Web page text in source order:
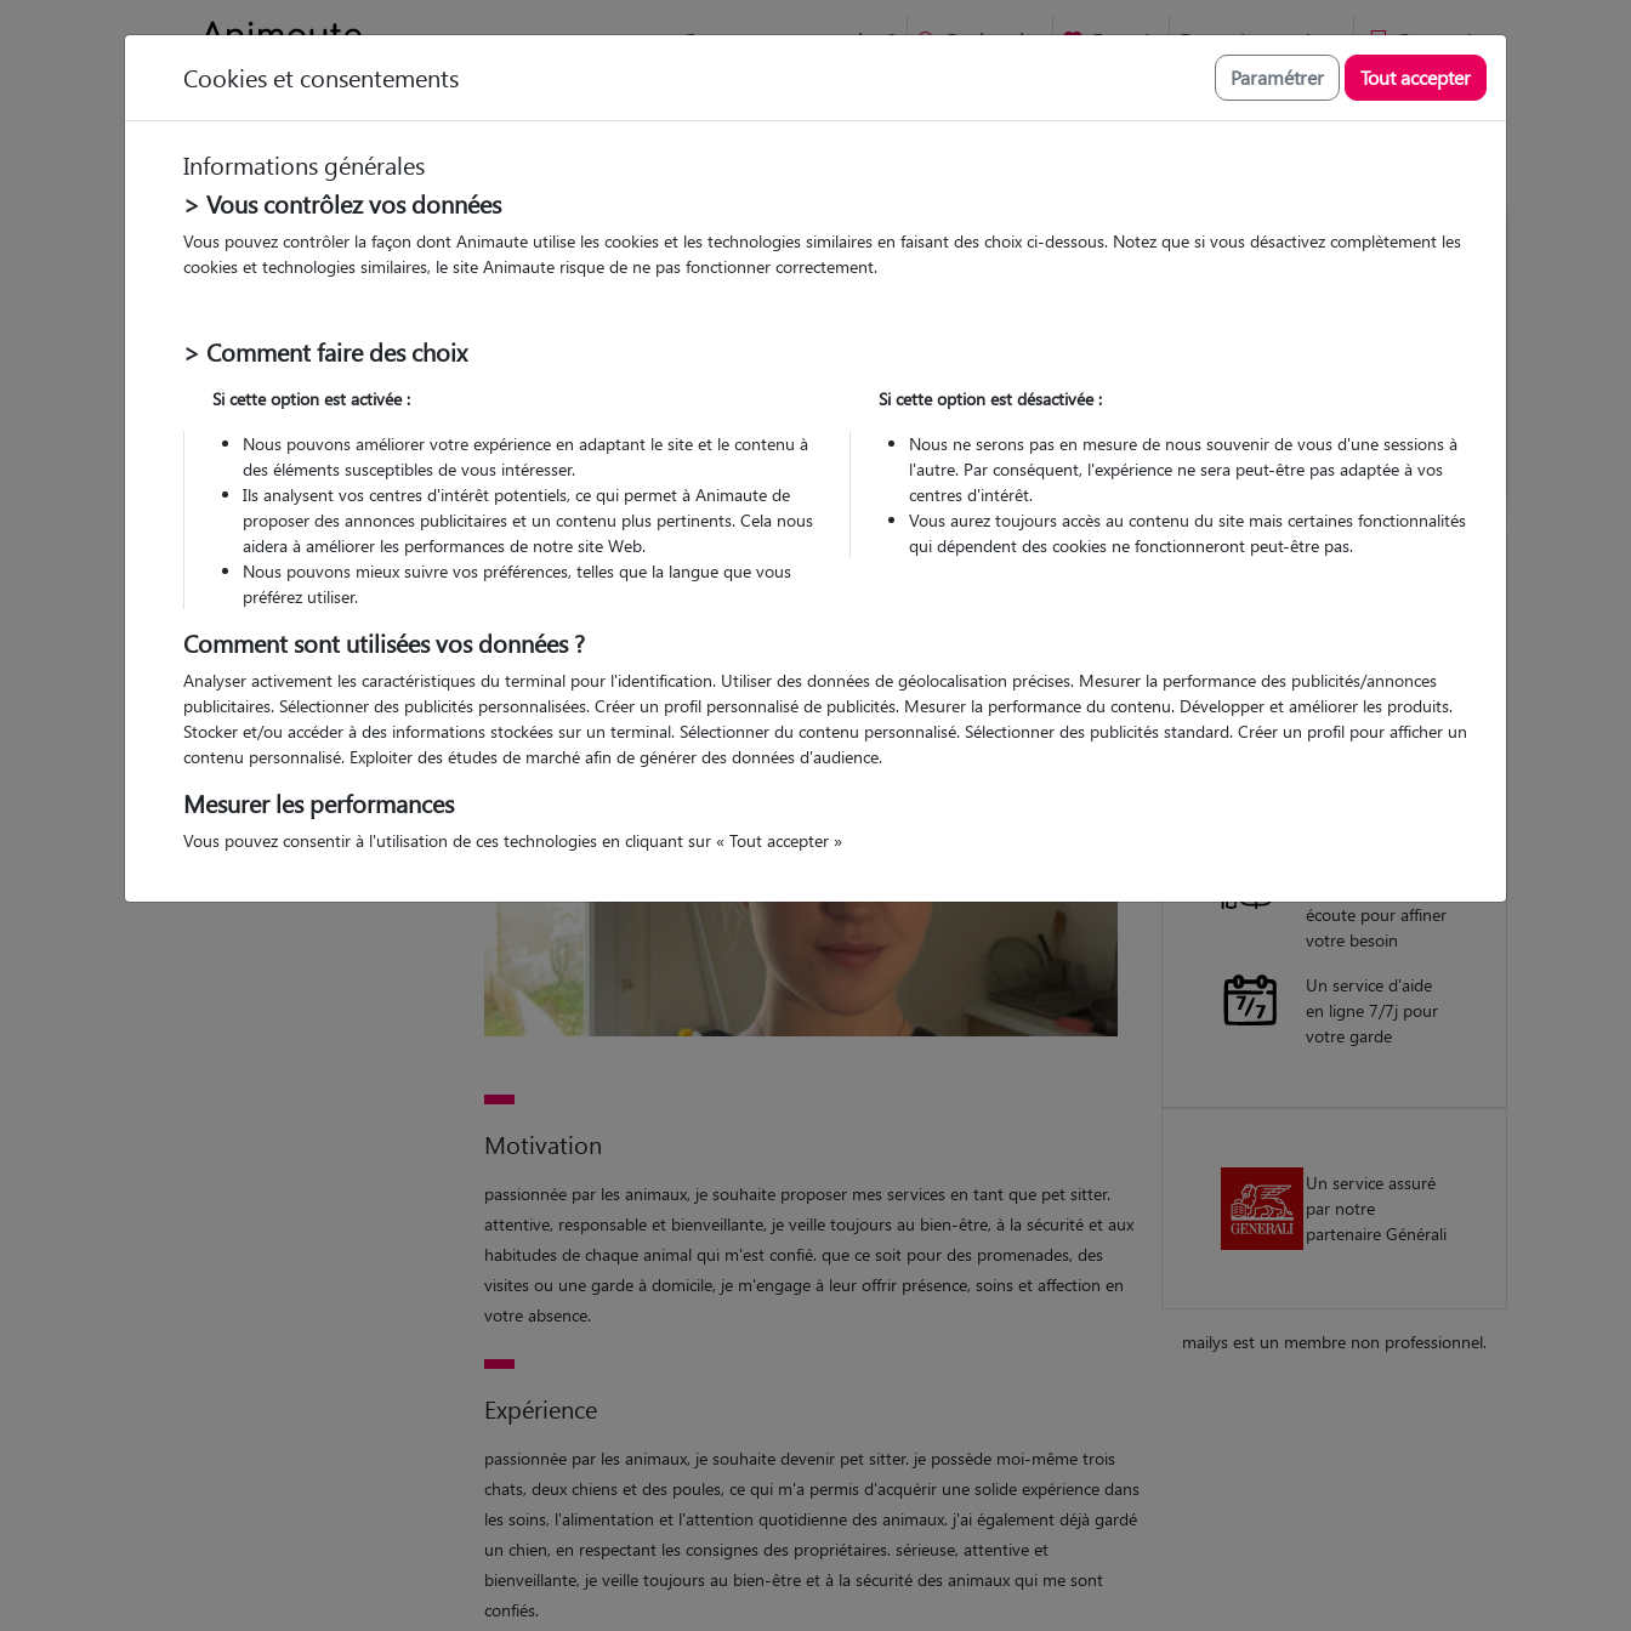
Comment ça marche ? Recherche Favoris Devenir pet sitter Connexion
Mailys
Motivation
passionnée par les animaux, je souhaite proposer mes services en tant que pet sitter.
attentive, responsable et bienveillante, je veille toujours au bien-être, à la sécurité et aux
habitudes de chaque animal qui m'est confié. que ce soit pour des promenades, des
visites ou une garde à domicile, je m'engage à leur offrir présence, soins et affection en
votre absence.
Expérience
passionnée par les animaux, je souhaite devenir pet sitter. je possède moi-même trois
chats, deux chiens et des poules, ce qui m'a permis d'acquérir une solide expérience dans
les soins, l'alimentation et l'attention quotidienne des animaux. j'ai également déjà gardé
un chien, en respectant les consignes des propriétaires. sérieuse, attentive et
bienveillante, je veille toujours au bien-être et à la sécurité des animaux qui me sont
confiés.
garanties
écoute pour affiner
votre besoin
Un service d'aide
en ligne 7/7j pour
votre garde
Un service assuré
par notre
partenaire Générali
mailys est un membre non professionnel.
Cookies et consentements Paramétrer Tout accepter
Informations générales
> Vous contrôlez vos données
Vous pouvez contrôler la façon dont Animaute utilise les cookies et les technologies similaires en faisant des choix ci-dessous. Notez que si vous désactivez complètement les
cookies et technologies similaires, le site Animaute risque de ne pas fonctionner correctement.
> Comment faire des choix
Si cette option est activée :
Nous pouvons améliorer votre expérience en adaptant le site et le contenu à
des éléments susceptibles de vous intéresser.
Ils analysent vos centres d'intérêt potentiels, ce qui permet à Animaute de
proposer des annonces publicitaires et un contenu plus pertinents. Cela nous
aidera à améliorer les performances de notre site Web.
Nous pouvons mieux suivre vos préférences, telles que la langue que vous
préférez utiliser.
Si cette option est désactivée :
Nous ne serons pas en mesure de nous souvenir de vous d'une sessions à
l'autre. Par conséquent, l'expérience ne sera peut-être pas adaptée à vos
centres d'intérêt.
Vous aurez toujours accès au contenu du site mais certaines fonctionnalités
qui dépendent des cookies ne fonctionneront peut-être pas.
Comment sont utilisées vos données ?
Analyser activement les caractéristiques du terminal pour l'identification. Utiliser des données de géolocalisation précises. Mesurer la performance des publicités/annonces
publicitaires. Sélectionner des publicités personnalisées. Créer un profil personnalisé de publicités. Mesurer la performance du contenu. Développer et améliorer les produits.
Stocker et/ou accéder à des informations stockées sur un terminal. Sélectionner du contenu personnalisé. Sélectionner des publicités standard. Créer un profil pour afficher un
contenu personnalisé. Exploiter des études de marché afin de générer des données d'audience.
Mesurer les performances
Vous pouvez consentir à l'utilisation de ces technologies en cliquant sur « Tout accepter »